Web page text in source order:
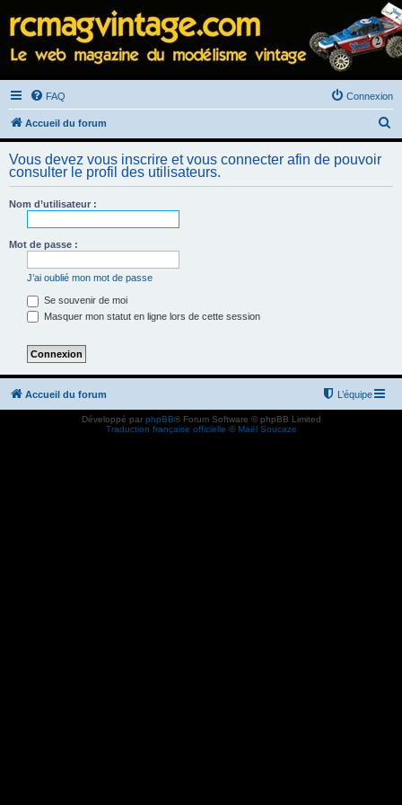
FAQ Connexion
Accueil du forum
e
h
Vous devez vous inscrire et vous connecter afin de pouvoir
consulter le profil des utilisateurs.
Nom d’utilisateur :
Mot de passe :
J’ai oublié mon mot de passe
Se souvenir de moi
Masquer mon statut en ligne lors de cette session
Accueil du forum L’équipe
Développé par phpBB® Forum Software © phpBB Limited
Traduction française officielle © Maël Soucaze